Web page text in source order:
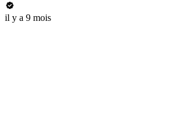
il y a 9 mois